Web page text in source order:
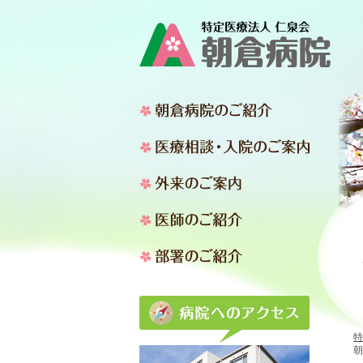
朝倉病
医療相
外来のご
医師のご
部署のご
アクセス